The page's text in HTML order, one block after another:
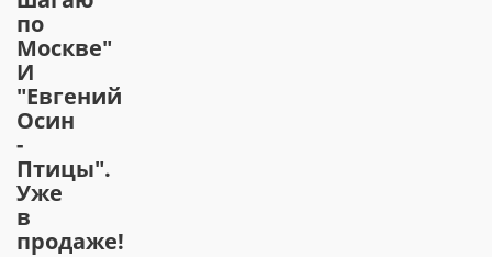
по
Москве"
И
"Евгений
Осин
-
Птицы".
Уже
в
продаже!